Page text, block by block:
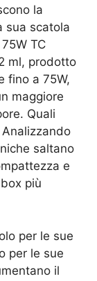
la
sua scatola
TC
ml, prodotto
fino a 75W,
maggiore
Quali
saltano
e
più
per le sue
per le sue
il